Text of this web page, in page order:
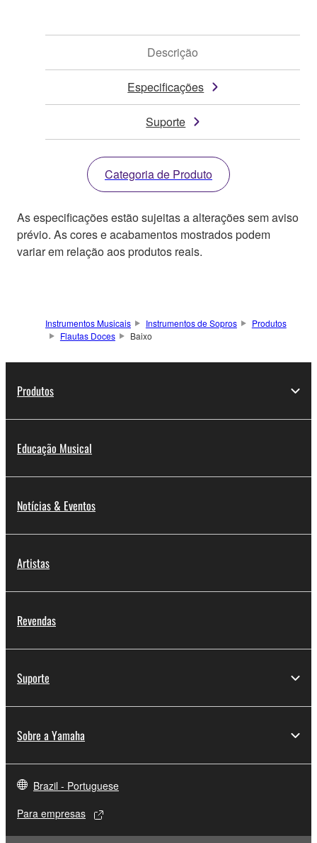
Descrição
Especificações
Suporte
Categoria de Produto
As especificações estão sujeitas a alterações sem aviso
prévio. As cores e acabamentos mostrados podem
variar em relação aos produtos reais.
Instrumentos Musicais Instrumentos de Sopros
Produtos
Flautas Doces
Baixo
Produtos
Educação Musical
Notícias & Eventos
Artistas
Revendas
Suporte
Sobre a Yamaha
Brazil - Portuguese
Para empresas